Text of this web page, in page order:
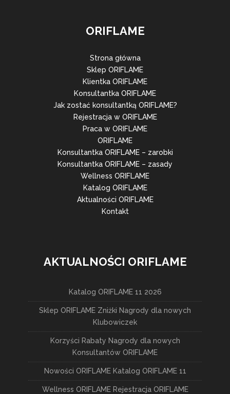
ORIFLAME
Strona główna
Sklep ORIFLAME
Klientka ORIFLAME
Konsultantka ORIFLAME
Jak zostać konsultantką ORIFLAME?
Rejestracja w ORIFLAME
Praca w ORIFLAME
ORIFLAME
Konsultantka ORIFLAME – zarobki
Konsultantka ORIFLAME – zasady
Wellness ORIFLAME
Katalog ORIFLAME
Aktualności ORIFLAME
Kontakt
AKTUALNOŚCI ORIFLAME
Katalog ORIFLAME 11 2026
Sklep ORIFLAME Zniżki Nagrody dla nowych
Klubowiczek
Korzyści Rabaty Nagrody dla nowych
Konsultantów ORIFLAME
Nowości ORIFLAME Katalog ORIFLAME 11
Wellness ORIFLAME Rejestracja ORIFLAME